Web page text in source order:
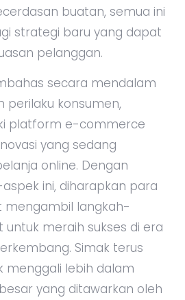
buatan, semua ini
strategi baru yang dapat
pelanggan.
secara mendalam
konsumen,
platform e-commerce
yang sedang
online. Dengan
ini, diharapkan para
mengambil langkah-
meraih sukses di era
Simak terus
menggali lebih dalam
yang ditawarkan oleh